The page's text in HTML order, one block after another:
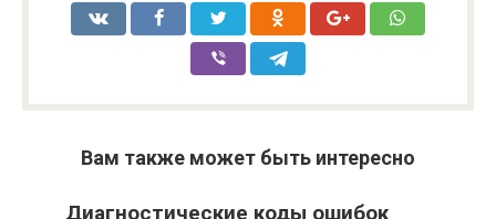
Вам также может быть интересно
Диагностичеcкие коды ошибок